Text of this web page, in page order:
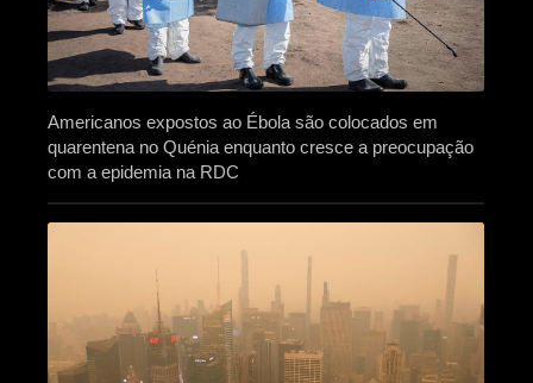
Americanos expostos ao Ébola são colocados em
quarentena no Quénia enquanto cresce a preocupação
com a epidemia na RDC